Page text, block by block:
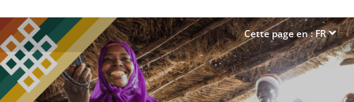
Cette page en :FR dropdown